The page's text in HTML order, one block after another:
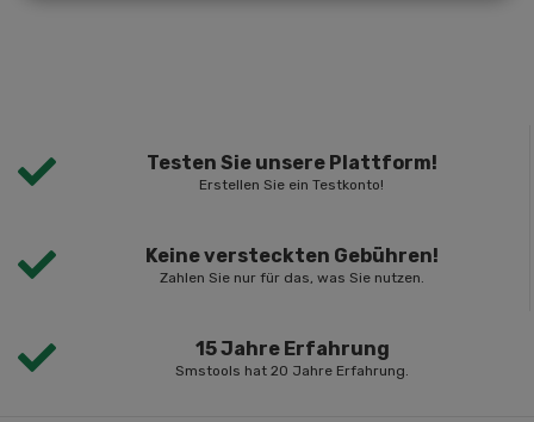
Testen Sie unsere Plattform!
Erstellen Sie ein Testkonto!
Keine versteckten Gebühren!
Zahlen Sie nur für das, was Sie nutzen.
15 Jahre Erfahrung
Smstools hat 20 Jahre Erfahrung.